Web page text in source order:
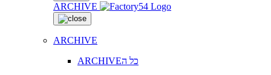
ARCHIVE
ARCHIVE
ARCHIVEכל ה